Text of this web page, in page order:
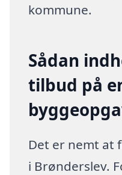
kommune.
Sådan
tilbud på
Det er nemt at
i Brønderslev.